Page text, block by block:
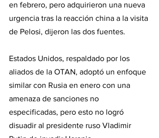
en febrero, pero adquirieron una nueva
urgencia tras la reacción china a la visita
de Pelosi, dijeron las dos fuentes.
Estados Unidos, respaldado por los
aliados de la OTAN, adoptó un enfoque
similar con Rusia en enero con una
amenaza de sanciones no
especificadas, pero esto no logró
disuadir al presidente ruso Vladimir